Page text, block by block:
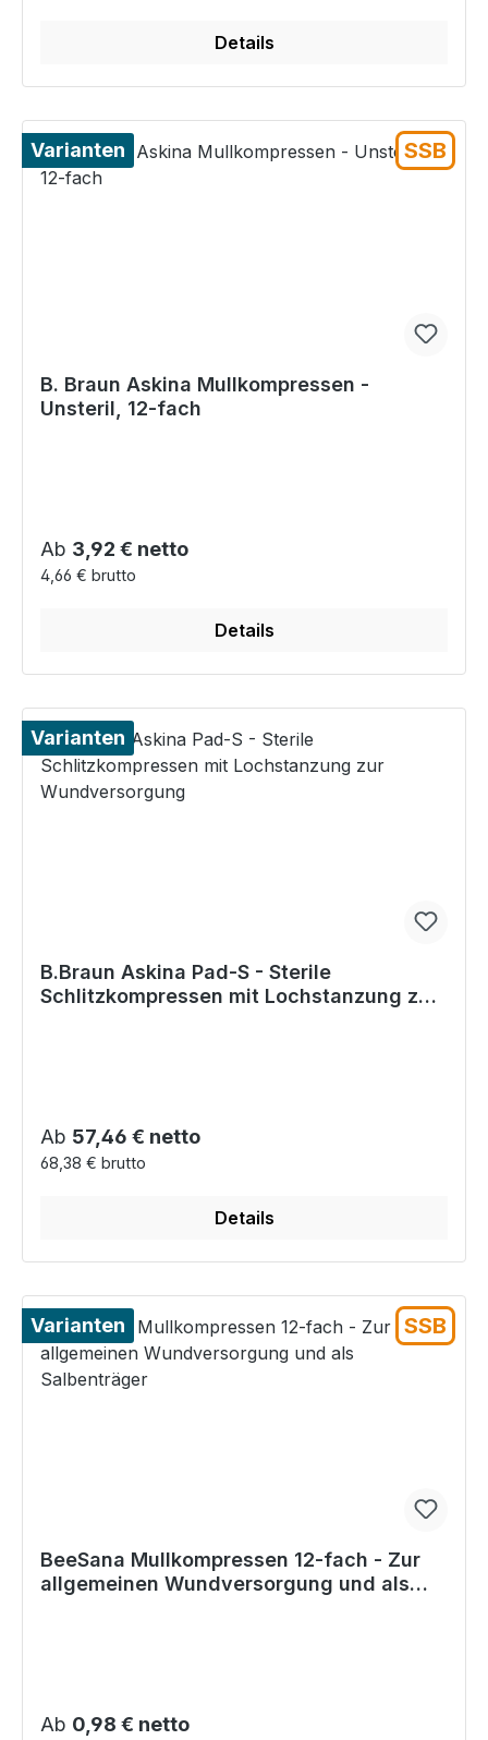
Details
Varianten SSB
B. Braun Askina Mullkompressen -
Unsteril, 12-fach
Regulärer Preis:
Ab 3,92 € netto
4,66 € brutto
Details
Varianten
B.Braun Askina Pad-S - Sterile
Schlitzkompressen mit Lochstanzung zur
Regulärer Preis:
Ab 57,46 € netto
68,38 € brutto
Details
Varianten SSB
BeeSana Mullkompressen 12-fach - Zur
allgemeinen Wundversorgung und als
Regulärer Preis:
Ab 0,98 € netto